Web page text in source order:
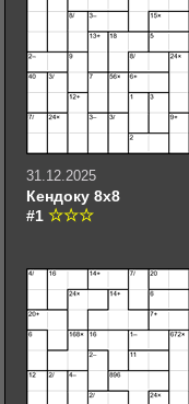
31.12.2025
Кендоку 8х8
#1